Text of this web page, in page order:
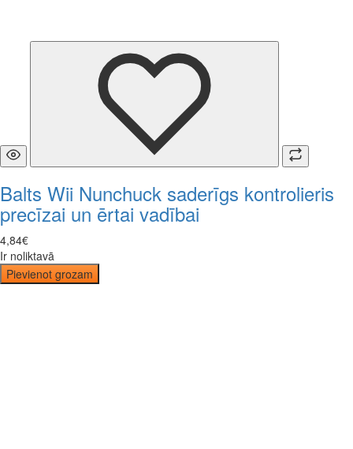
Balts Wii Nunchuck saderīgs kontrolieris
precīzai un ērtai vadībai
4,84€
Ir noliktavā
Pievienot grozam